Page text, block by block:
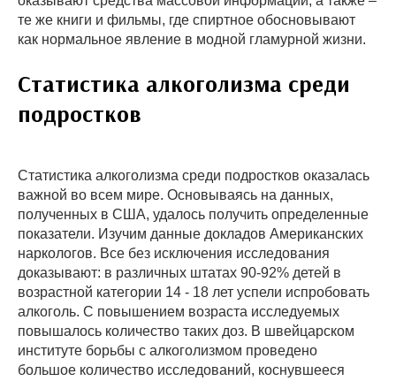
те же книги и фильмы, где спиртное обосновывают
как нормальное явление в модной гламурной жизни.
Статистика алкоголизма среди
подростков
Статистика алкоголизма среди подростков оказалась
важной во всем мире. Основываясь на данных,
полученных в США, удалось получить определенные
показатели. Изучим данные докладов Американских
наркологов. Все без исключения исследования
доказывают: в различных штатах 90-92% детей в
возрастной категории 14 - 18 лет успели испробовать
алкоголь. С повышением возраста исследуемых
повышалось количество таких доз. В швейцарском
институте борьбы с алкоголизмом проведено
большое количество исследований, коснувшееся